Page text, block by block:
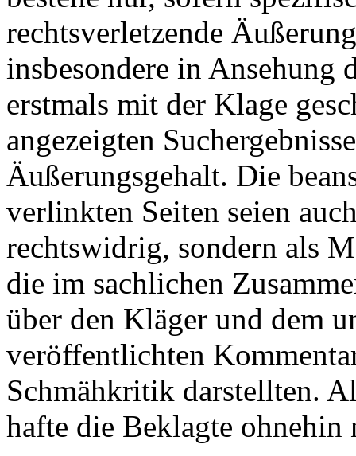
rechtsverletzende
insbesondere in Ansehung
erstmals mit der Klage
angezeigten
Äußerungsgehalt. Die
verlinkten Seiten seien
rechtswidrig, sondern als
die im sachlichen
über den Kläger und dem
veröffentlichten
Schmähkritik darstellten.
hafte die Beklagte ohnehin